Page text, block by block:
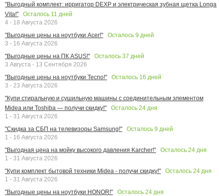
"Выгодный комплект: ирригатор DEXP и электрическая зубная щетка Longa
Vita!"
Осталось 11 дней
4 - 18 Августа 2026
"Выгодные цены на ноутбуки Acer!"
Осталось 9 дней
3 - 16 Августа 2026
"Выгодные цены на ПК ASUS!"
Осталось 37 дней
3 Августа - 13 Сентября 2026
"Выгодные цены на ноутбуки Tecno!"
Осталось 16 дней
3 - 23 Августа 2026
"Купи стиральную и сушильную машины с соединительным элементом
Midea или Toshiba — получи скидку!"
Осталось 24 дня
1 - 31 Августа 2026
"Скидка за СБП на телевизоры Samsung!"
Осталось 9 дней
1 - 16 Августа 2026
"Выгодная цена на мойку высокого давления Karcher!"
Осталось 24 дня
1 - 31 Августа 2026
"Купи комплект бытовой техники Midea - получи скидку!"
Осталось 24 дня
1 - 31 Августа 2026
"Выгодные цены на ноутбуки HONOR!"
Осталось 24 дня